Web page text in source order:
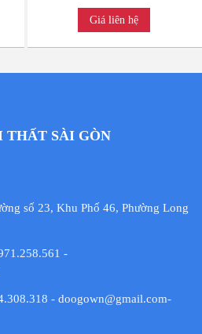
Giá liên hệ
THẤT SÀI GÒN
số 23, Khu Phố 46, Phường Long
-
- doogown@gmail.com-